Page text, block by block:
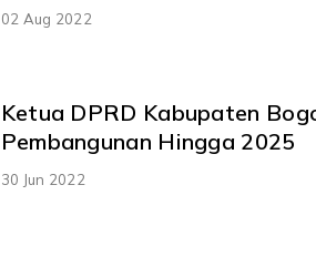
02 Aug 2022
Ketua DPRD Kabupaten
Pembangunan Hingga 2025
30 Jun 2022